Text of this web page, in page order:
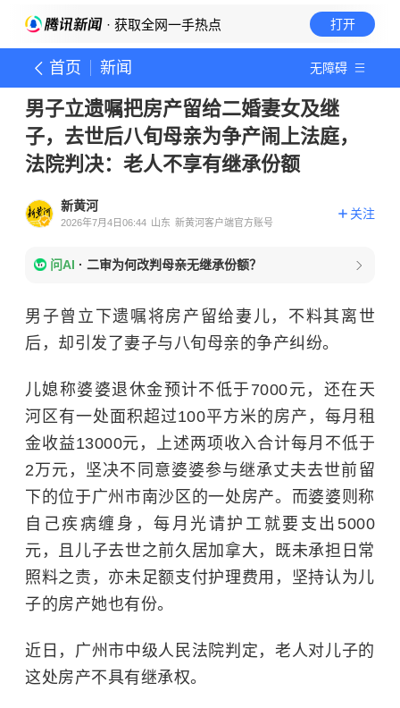
· 获取全网一手热点 打开
首页 新闻 无障碍
男子立遗嘱把房产留给二婚妻女及继
子，去世后八旬母亲为争产闹上法庭，
法院判决：老人不享有继承份额
新黄河
2026年7月4日06:44 山东 新黄河客户端官方账号
关注
问AI · 二审为何改判母亲无继承份额？
男子曾立下遗嘱将房产留给妻儿，不料其离世
后，却引发了妻子与八旬母亲的争产纠纷。
儿媳称婆婆退休金预计不低于7000元，还在天
河区有一处面积超过100平方米的房产，每月租
金收益13000元，上述两项收入合计每月不低于
2万元，坚决不同意婆婆参与继承丈夫去世前留
下的位于广州市南沙区的一处房产。而婆婆则称
自己疾病缠身，每月光请护工就要支出5000
元，且儿子去世之前久居加拿大，既未承担日常
照料之责，亦未足额支付护理费用，坚持认为儿
子的房产她也有份。
近日，广州市中级人民法院判定，老人对儿子的
这处房产不具有继承权。